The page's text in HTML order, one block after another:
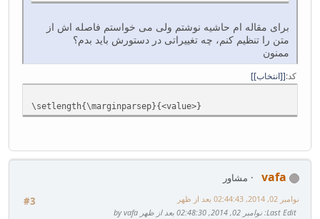
برای مقاله ام حاشیه نوشتم ولی می خواستم فاصله اش از
متن را تنظیم کنم، چه تغییراتی در دستورش باید بدم؟
ممنون
کد [انتخاب]
\setlength{\marginparsep}{<value>}
vafa
مشاور
#3
نوامبر 02, 2014, 02:44:43 بعد از ظهر
Last Edit: نوامبر 02, 2014, 02:48:30 بعد از ظهر by vafa